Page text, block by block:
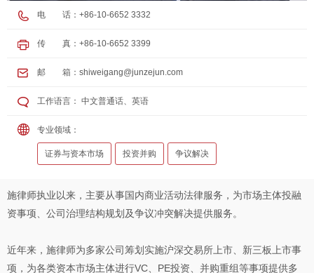
电 话：+86-10-6652 3332
传 真：+86-10-6652 3399
邮 箱： shiweigang@junzejun.com
工作语言： 中文普通话、英语
专业领域：
证券与资本市场 投资并购 争议解决
施律师执业以来，主要从事国内商业活动法律服务，为市场主体投融
资事项、公司治理结构规划及争议冲突解决提供服务。
近年来，施律师为多家公司筹划实施沪深交易所上市、新三板上市事
项，为各类资本市场主体进行VC、PE投资、并购重组等事项提供多